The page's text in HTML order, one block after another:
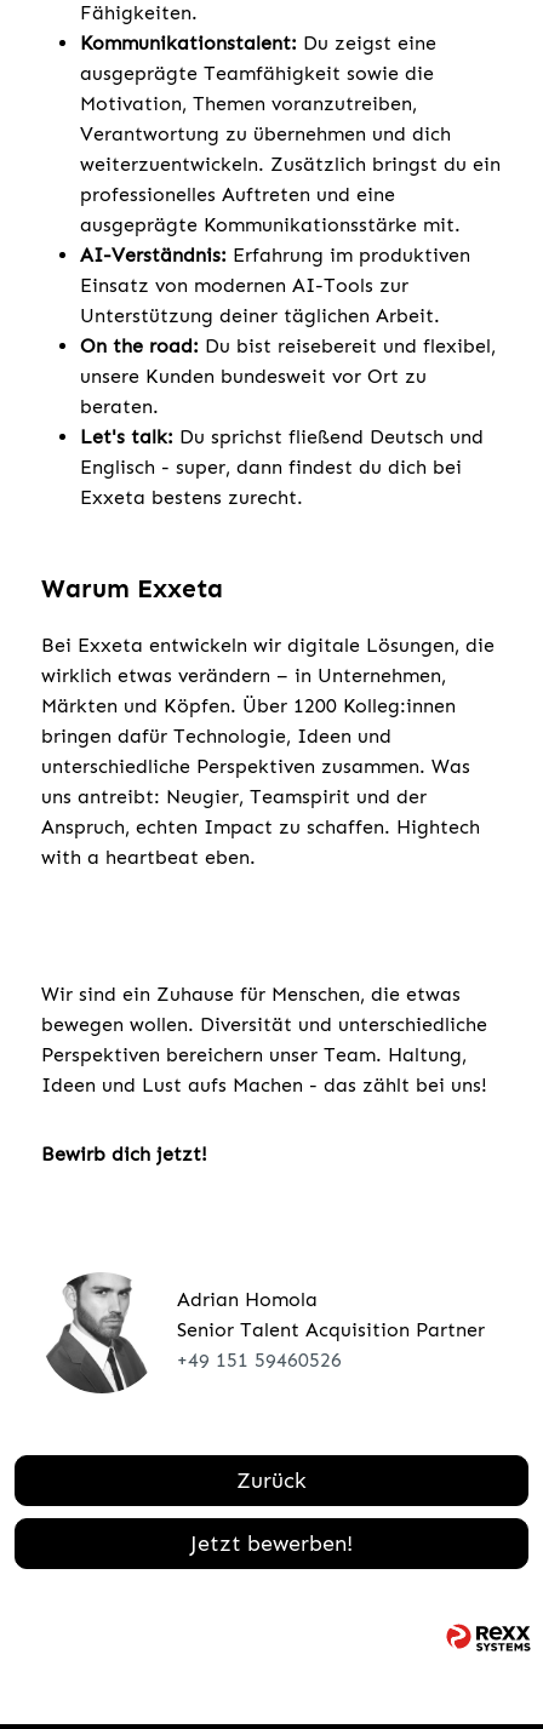
Fähigkeiten.
Kommunikationstalent: Du zeigst eine
ausgeprägte Teamfähigkeit sowie die
Motivation, Themen voranzutreiben,
Verantwortung zu übernehmen und dich
weiterzuentwickeln. Zusätzlich bringst du ein
professionelles Auftreten und eine
ausgeprägte Kommunikationsstärke mit.
AI-Verständnis: Erfahrung im produktiven
Einsatz von modernen AI-Tools zur
Unterstützung deiner täglichen Arbeit.
On the road: Du bist reisebereit und flexibel,
unsere Kunden bundesweit vor Ort zu
beraten.
Let's talk: Du sprichst fließend Deutsch und
Englisch - super, dann findest du dich bei
Exxeta bestens zurecht.
Warum Exxeta
Bei Exxeta entwickeln wir digitale Lösungen, die
wirklich etwas verändern – in Unternehmen,
Märkten und Köpfen. Über 1200 Kolleg:innen
bringen dafür Technologie, Ideen und
unterschiedliche Perspektiven zusammen. Was
uns antreibt: Neugier, Teamspirit und der
Anspruch, echten Impact zu schaffen. Hightech
with a heartbeat eben.
Wir sind ein Zuhause für Menschen, die etwas
bewegen wollen. Diversität und unterschiedliche
Perspektiven bereichern unser Team. Haltung,
Ideen und Lust aufs Machen - das zählt bei uns!
Bewirb dich jetzt!
Adrian Homola
Senior Talent Acquisition Partner
+49 151 59460526
Zurück
Jetzt bewerben!